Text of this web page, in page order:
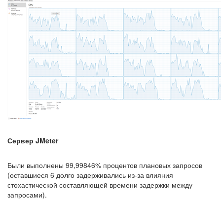
Сервер JMeter
Были выполнены 99,99846% процентов плановых запросов
(оставшиеся 6 долго задерживались из-за влияния
стохастической составляющей времени задержки между
запросами).